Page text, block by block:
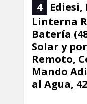
4
Linterna
Batería
Solar y
Remoto,
Mando
al Agua,